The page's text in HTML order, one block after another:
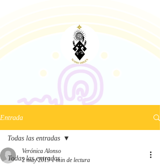
Entrada
Todas las entradas
Todas las entradas
Verónica Alonso
2 may 2019 1 min de lectura